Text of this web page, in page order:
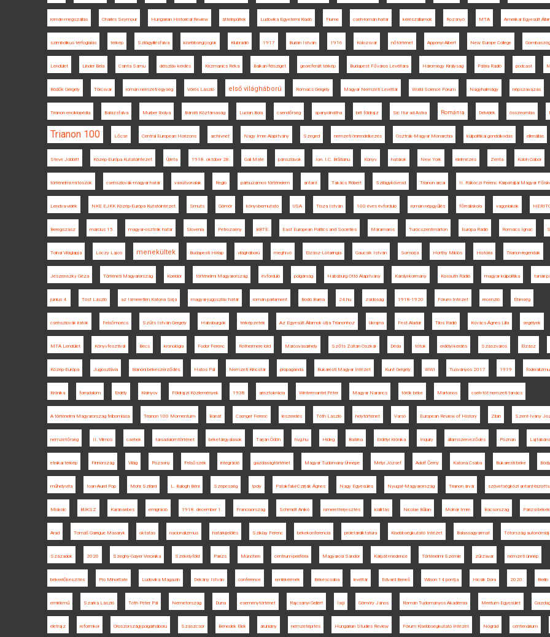
román megszállás Charles Seymour Hungarian Historical Review áttelepültek Ludovika Egyetemi Kiadó Fiume cseh-román határ kérészállamok Rozsnyó MTA Amerikai Egyesült
szimbolikus térfoglalás térkép Szilágyillésfalva kisebbségi jogok Klubrádió 1917 Burián István 1916 Kolozsvár nőtörténet Apponyi Albert New Europe College Gombaszög
Lendület Linder Béla Csinta Samu délszláv kérdés Krizmanics Réka Balkán-félsziget georeferált térkép Budapest Főváros Levéltára Háromegy Királyság Pátria Rádió podcast
Bödők Gergely Törcsvár román nemzeti egység Vörös László első világháború Romsics Gergely Magyar Nemzeti Levéltár World Science Forum Nagyhalmágy népszavazás
Trianon enciklopédia Balázsfalva Murber Ibolya Bánáti Köztársaság Lucian Boia csendőrség spanyolnátha brit földrajz Sic Itur ad Astra Románia Délvidék összeomlás
Trianon 100 Lőcse Central European Horizons archívnet Nagy Imre Alapítvány Szeged nemzeti önrendelkezés Osztrák-Magyar Monarchia külpolitikai gondolkodás ellenállás
Steve Jobbitt Közép-Európa Kutatóintézet Újléta 1918. október 28. Gali Máté pánszlávok Ion. I.C. Brătianu Könyv határok New York élelmezés Zenta Koloh Gábor
történelmi mítoszok csehszlovák-magyar határ vasútvonalak Regio párhuzamos történelem antant Takács Róbert Szilágykövesd Trianon arcai II. Rákóczi Ferenc Kárpátaljai Magyar
Lendva-vidék NKE EJKK Közép-Európa Kutatóintézet Smuts Gömör könyvbemutató USA Tisza István 100 éves évforduló román népgyűlés főreáliskola vagonlakók
Beregszász március 15. magyar-osztrák határ Slovenia Petrozsény BBTE East European Politics and Societies Máramaros Turócszentmárton Európa Rádió Romsics Ignác
Tolnai Világlapja Lóczy Lajos menekültek Budapesti Hírlap világháború meghívó Elzász-Lotaringia Gaucsík István Somorja Horthy Miklós História Trianon-legendák
Jeszenszky Géza Történeti Magyarország Korridor történelmi Magyarország évforduló polgárság Habsburg Ottó Alapítvány Károlyi-kormány Kossuth Rádió magyar külpolitika tanári
június 4. Tost László az Ismeretlen Katona Sírja magyar-jugoszláv határ román parlament Bodó Barna 24.hu zsidóság 1918-1920 Fórum Intézet recenzió Éhínség
csehszlovák iratok Felsőmoécs Szűts István Gergely Habsburgok térképzetek Az Egyesült Államok útja Trianonhoz Ukrajna Fest Aladár Tilos Rádió Kovács Ágnes Lilla segélyek
MTA Lendület Könyvfesztivál Bécs kronológia Fodor Ferenc Rothermere lord Marosvásárhely Szőts Zoltán Oszkár Déda tótok erdélyi kérdés Szászváros Elzász
Közép-Európa Jugoszlávia trianoni békeszerződés Hatos Pál Nemzeti Kincstár propaganda Bukaresti Magyar Intézet Kunt Gergely WWI Tusványos 2017 1919
Krónika forradalom Erdély Kisinyov Földrajzi Közlemények 1938 arisztokrácia Wintermantel Péter Magyar Narancs török béke Martonos cseh-tót nemzeti tanács
A történelmi Magyarország felbomlása Trianon 100 Momentum Bánát Csenger Ferenc leszerelés Tóth László helytörténet Varsó European Review of History Zilah Szent-Ivány
nemzetőrség II. Vilmos csehek társadalomtörténet béketárgyalások Tarján Ödön hvg.hu Hideg Batrina Erdélyi Krónika Inquiry államszerveződés Poznan
etnikai térkép Finnország Világ Pozsony Felsőszék integráció gazdaságtörténet Magyar Tudomány Ünnepe Mélyi József Adolf Černý Katona Csaba Bukaresti béke
műhelyvita Ioan-Aurel Pop Mohr Szilárd L. Balogh Béni Szepesség Ipoly Patakfalvi-Czirják Ágnes Nagy Egyesülés Nyugat-Magyarország Trianon árvái szövetségközi antant-
Miskolc BUKSZ Karánsebes emigráció 1918. december 1. Franciaország Schmidt Anikó ismeretterjesztés kiállítás Nicolae Bălan Molnár Imre Bácsország Párizsi
Arad Tomáš Garrigue Masaryk oktatás nacionalizmus határkijelölés Sziklay Ferenc békekonferencia proletárdiktatúra Kisebbségkutató Intézet Balassagyarmat Tótország
Századok 2020 Szeghy-Gayer Veronika Székelyföld Párizs München centrum-periféria Magyarosi Sándor Kárpát-medence Történelmi Szemle zűrzavar nemzeti ünnep
békeelőkészítés Pro Minoritate Ludovika Magazin Dékány István conference emlékérmék Békéscsaba levéltár Edvard Beneš Wilson 14 pontja Hicsik Dóra 2020. Berlin
emlékmű Szarka László Tóth Péter Pál Németország Duna eseménytörténet Rajcsányi Gellért Iaşi Gömöry János Román Tudományos Akadémia Meritum Egyesület
életrajz reformkor Oroszországi polgárháború Szászcsór Benedek Elek áruhiány nemzetépítés Hungarian Studies Review Fórum Kisebbségkutató Intézet Nógrád centenárium